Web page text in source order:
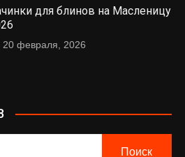
для блинов на Масленицу
20 февраля, 2026